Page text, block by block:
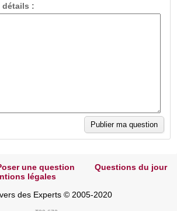
détails :
une question
Questions du jour
légales
des Experts © 2005-2020